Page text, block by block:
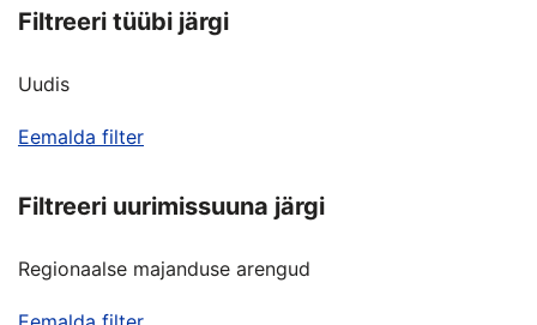
Filtreeri tüübi järgi
Uudis
Eemalda filter
Filtreeri uurimissuuna järgi
Regionaalse majanduse arengud